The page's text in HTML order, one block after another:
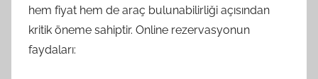
hem fiyat hem de araç bulunabilirliği açısından
kritik öneme sahiptir. Online rezervasyonun
faydaları: